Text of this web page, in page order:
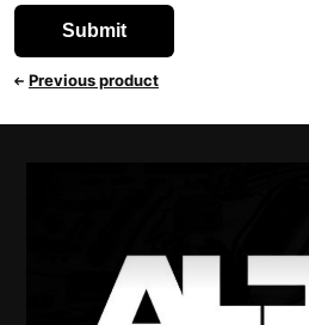
Previous product